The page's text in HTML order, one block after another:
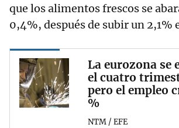
que los alimentos frescos se
0,4%, después de subir un 2,1%
La eurozona se
el cuatro
pero el empleo
%
NTM / EFE